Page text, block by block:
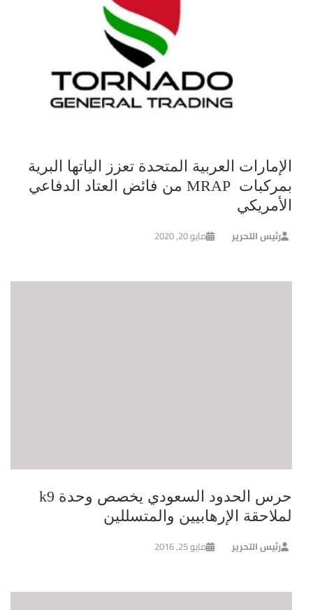
الإمارات العربية المتحدة تعزز الياتها البرية
بمركبات MRAP من فائض العتاد الدفاعي
الأمريكي
رئيس التحرير مايو 20, 2020
حرس الحدود السعودي يخصص وحدة k9
لملاحقة الإرهابيين والمتسللين
رئيس التحرير مايو 25, 2016